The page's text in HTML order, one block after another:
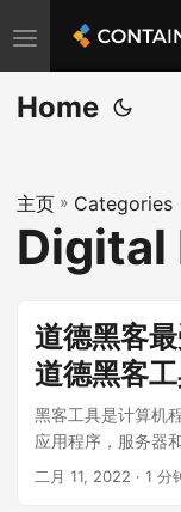
T
o
g
e
n
g
Home
主页 » Categories
Digital
道德黑客
道德黑客
黑客工具是计算机
应用程序，服务器
二月 11, 2022 · 1 分